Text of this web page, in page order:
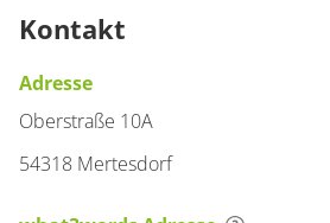
Kontakt
Adresse
Oberstraße 10A
54318 Mertesdorf